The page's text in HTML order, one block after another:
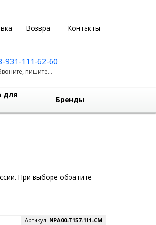
Возврат Контакты
931-111-62-60
пишите...
для
Бренды
При выборе обратите
Артикул: NPA00-T157-111-CM